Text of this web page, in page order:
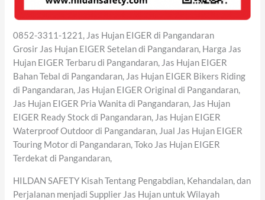
0852-3311-1221, Jas Hujan EIGER di Pangandaran
Grosir Jas Hujan EIGER Setelan di Pangandaran, Harga Jas
Hujan EIGER Terbaru di Pangandaran, Jas Hujan EIGER
Bahan Tebal di Pangandaran, Jas Hujan EIGER Bikers Riding
di Pangandaran, Jas Hujan EIGER Original di Pangandaran,
Jas Hujan EIGER Pria Wanita di Pangandaran, Jas Hujan
EIGER Ready Stock di Pangandaran, Jas Hujan EIGER
Waterproof Outdoor di Pangandaran, Jual Jas Hujan EIGER
Touring Motor di Pangandaran, Toko Jas Hujan EIGER
Terdekat di Pangandaran,
HILDAN SAFETY Kisah Tentang Pengabdian, Kehandalan, dan
Perjalanan menjadi Supplier Jas Hujan untuk Wilayah